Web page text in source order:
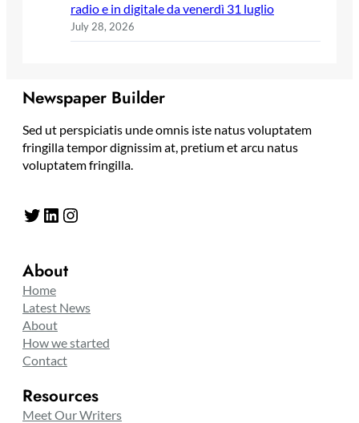
radio e in digitale da venerdì 31 luglio
July 28, 2026
Newspaper Builder
Sed ut perspiciatis unde omnis iste natus voluptatem
fringilla tempor dignissim at, pretium et arcu natus
voluptatem fringilla.
Twitter LinkedIn Instagram
About
Home
Latest News
About
How we started
Contact
Resources
Meet Our Writers